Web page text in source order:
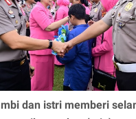
dan istri memberi